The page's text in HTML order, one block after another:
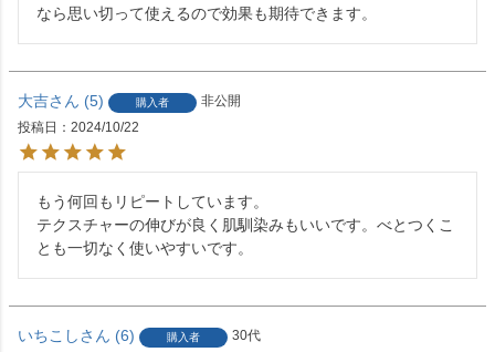
大吉 5 購入者
非公開
投稿日
2024/10/22
もう何回もリピートしています。
テクスチャーの伸びが良く肌馴染みもいいです。べとつくこ
とも一切なく使いやすいです。
いちこし 6 購入者
30代